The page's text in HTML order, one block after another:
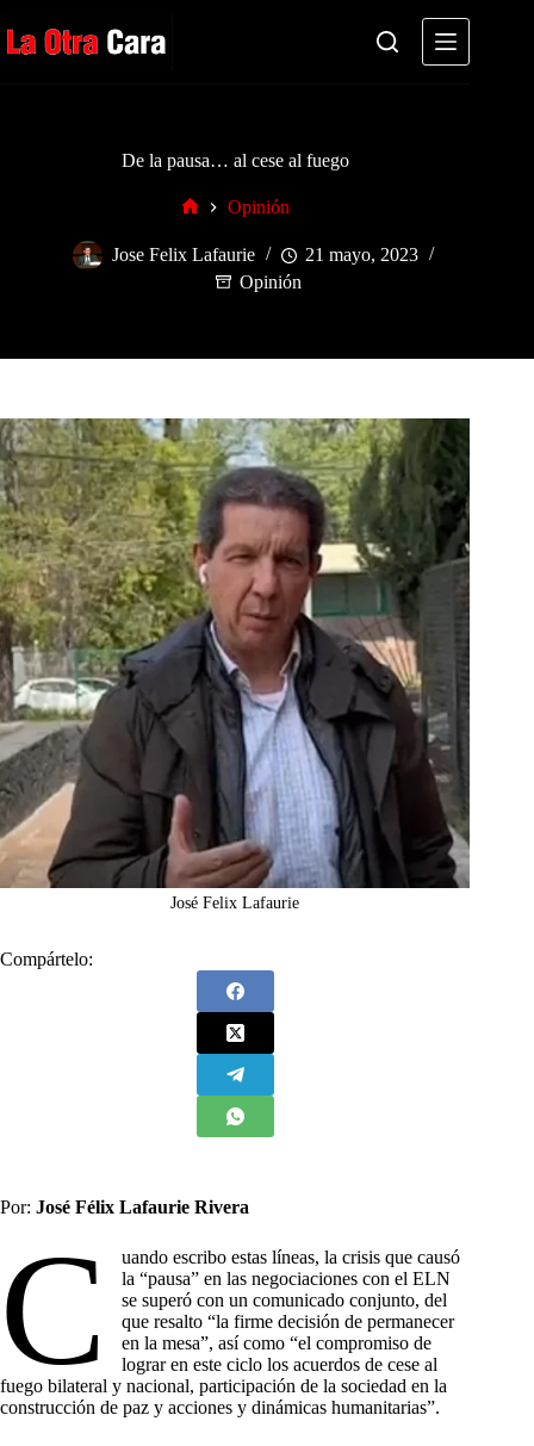
al
contenido
De la pausa… al cese al fuego
Opinión
Jose Felix Lafaurie
21 mayo, 2023
Opinión
José Felix Lafaurie
Compártelo:
Por: José Félix Lafaurie Rivera
C
uando escribo estas líneas, la crisis que causó
la “pausa” en las negociaciones con el ELN
se superó con un comunicado conjunto, del
que resalto “la firme decisión de permanecer
en la mesa”, así como “el compromiso de
lograr en este ciclo los acuerdos de cese al
fuego bilateral y nacional, participación de la sociedad en la
construcción de paz y acciones y dinámicas humanitarias”.